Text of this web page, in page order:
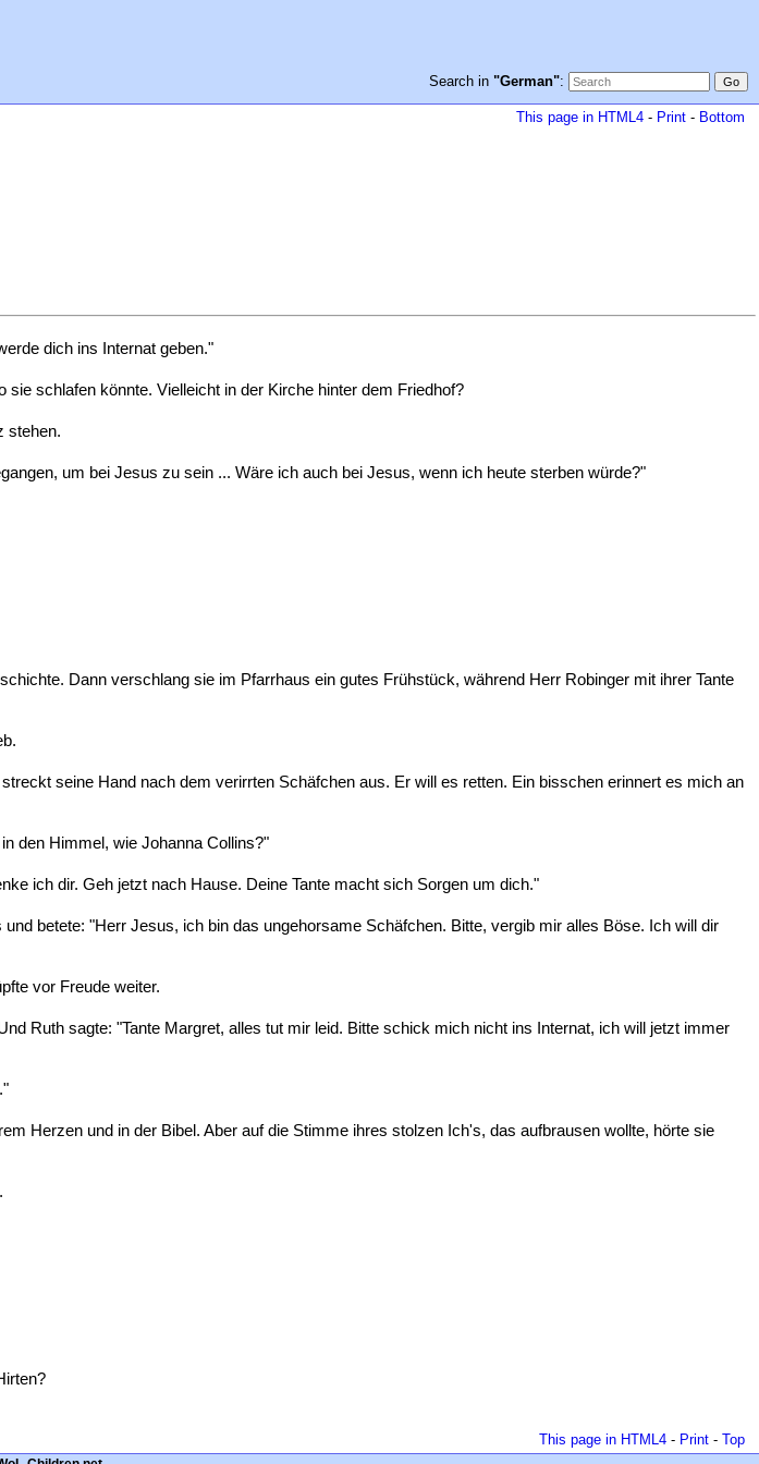
Search in "German":
This page in HTML4 - Print - Bottom
dich ins Internat geben."
schlafen könnte. Vielleicht in der Kirche hinter dem Friedhof?
stehen.
um bei Jesus zu sein ... Wäre ich auch bei Jesus, wenn ich heute sterben würde?"
Dann verschlang sie im Pfarrhaus ein gutes Frühstück, während Herr Robinger mit ihrer Tante
seine Hand nach dem verirrten Schäfchen aus. Er will es retten. Ein bisschen erinnert es mich an
den Himmel, wie Johanna Collins?"
ich dir. Geh jetzt nach Hause. Deine Tante macht sich Sorgen um dich."
betete: "Herr Jesus, ich bin das ungehorsame Schäfchen. Bitte, vergib mir alles Böse. Ich will dir
vor Freude weiter.
Ruth sagte: "Tante Margret, alles tut mir leid. Bitte schick mich nicht ins Internat, ich will jetzt immer
Herzen und in der Bibel. Aber auf die Stimme ihres stolzen Ich's, das aufbrausen wollte, hörte sie
This page in HTML4 - Print - Top